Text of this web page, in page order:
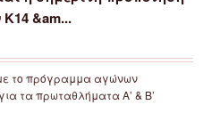
&am...
το πρόγραμμα αγώνων
τα πρωταθλήματα Α’ & Β’